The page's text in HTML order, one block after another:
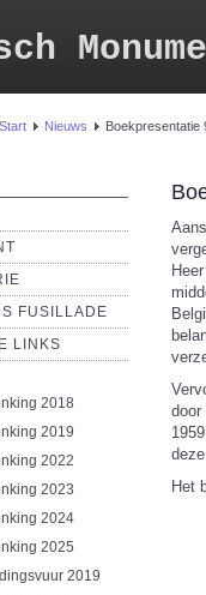
Start Nieuws Boekpresentatie
FUSILLADE
LINKS
2018
2019
2022
2023
2024
2025
2019
door
Het